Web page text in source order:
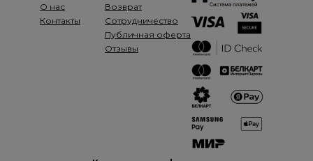
О нас
Контакты
Возврат
Сотрудничество
Публичная оферта
Отзывы